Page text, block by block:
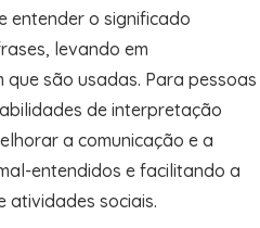
entender o significado
levando em
são usadas. Para pessoas
de interpretação
a comunicação e a
entendidos e facilitando a
atividades sociais.